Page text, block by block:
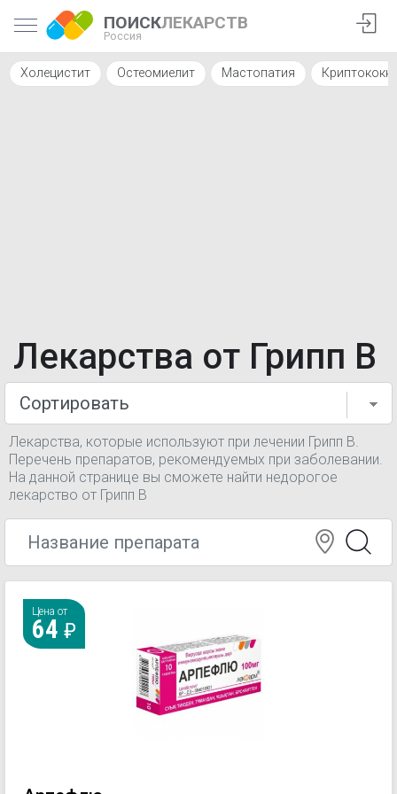
ПОИСКЛЕКАРСТВ
Россия
Холецистит Остеомиелит Мастопатия
Лекарства от Грипп В
Лекарства, которые используют при лечении Грипп В.
Перечень препаратов, рекомендуемых при заболевании.
На данной странице вы сможете найти недорогое
лекарство от Грипп В
Цена от
64